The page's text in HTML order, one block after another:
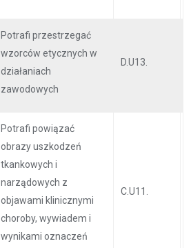
Potrafi przestrzegać
wzorców etycznych w
działaniach
zawodowych
D.U13.
Potrafi powiązać
obrazy uszkodzeń
tkankowych i
narządowych z
objawami klinicznymi
choroby, wywiadem i
wynikami oznaczeń
C.U11.